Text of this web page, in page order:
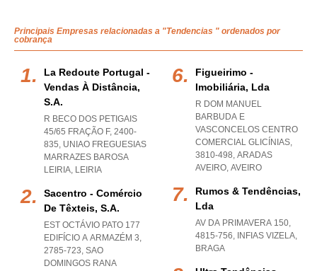
Principais Empresas relacionadas a "Tendencias " ordenados por
cobrança
La Redoute Portugal -
Vendas À Distância,
S.a.
R BECO DOS PETIGAIS
45/65 FRAÇÃO F, 2400-
835, UNIAO FREGUESIAS
MARRAZES BAROSA
LEIRIA, LEIRIA
Sacentro - Comércio
De Têxteis, S.a.
EST OCTÁVIO PATO 177
EDIFÍCIO A ARMAZÉM 3,
2785-723, SAO
DOMINGOS RANA
Figueirimo -
Imobiliária, Lda
R DOM MANUEL
BARBUDA E
VASCONCELOS CENTRO
COMERCIAL GLICÍNIAS,
3810-498, ARADAS
AVEIRO, AVEIRO
Rumos & Tendências,
Lda
AV DA PRIMAVERA 150,
4815-756, INFIAS VIZELA,
BRAGA